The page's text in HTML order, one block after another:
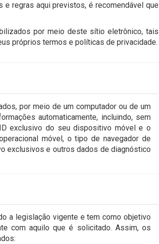
e regras aqui previstos, é recomendável que
por meio deste sítio eletrônico, tais
próprios termos e políticas de privacidade.
por meio de um computador ou de um
automaticamente, incluindo, sem
exclusivo do seu dispositivo móvel e o
móvel, o tipo de navegador de
exclusivos e outros dados de diagnóstico
a legislação vigente e tem como objetivo
com aquilo que é solicitado. Assim, os